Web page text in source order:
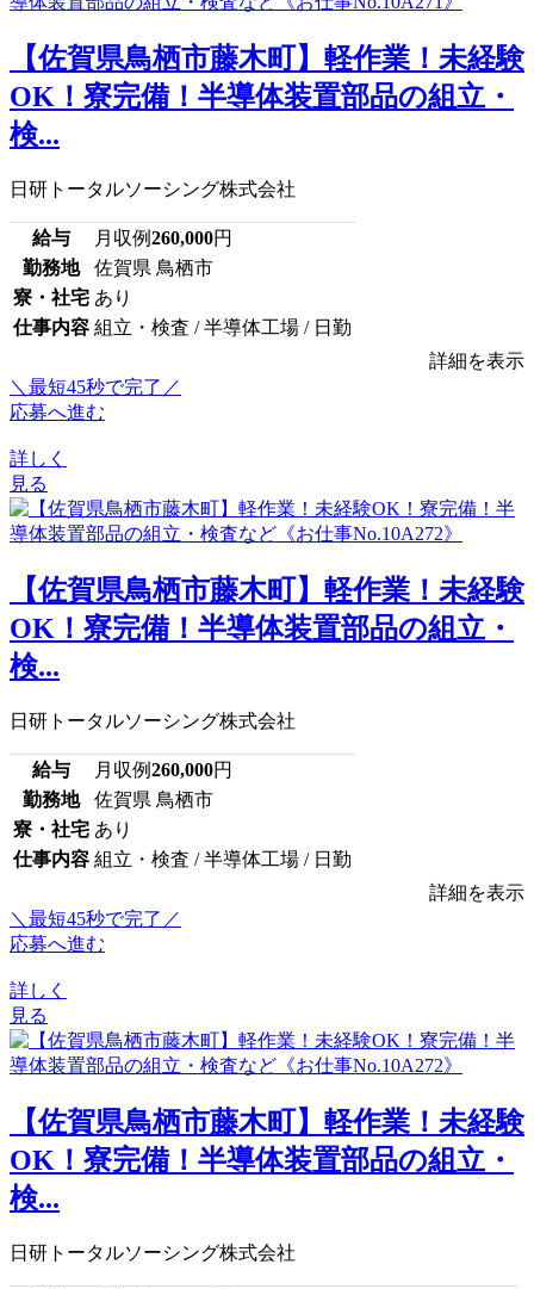
【佐賀県鳥栖市藤木町】軽作業！未経験
OK！寮完備！半導体装置部品の組立・
検...
日研トータルソーシング株式会社
給与 月収例260,000円
勤務地
佐賀県 鳥栖市
寮・社宅 あり
仕事内容 組立・検査 / 半導体工場 / 日勤
詳細を表示
＼最短45秒で完了／
応募へ進む
詳しく
見る
【佐賀県鳥栖市藤木町】軽作業！未経験
OK！寮完備！半導体装置部品の組立・
検...
日研トータルソーシング株式会社
給与 月収例260,000円
勤務地
佐賀県 鳥栖市
寮・社宅 あり
仕事内容 組立・検査 / 半導体工場 / 日勤
詳細を表示
＼最短45秒で完了／
応募へ進む
詳しく
見る
【佐賀県鳥栖市藤木町】軽作業！未経験
OK！寮完備！半導体装置部品の組立・
検...
日研トータルソーシング株式会社